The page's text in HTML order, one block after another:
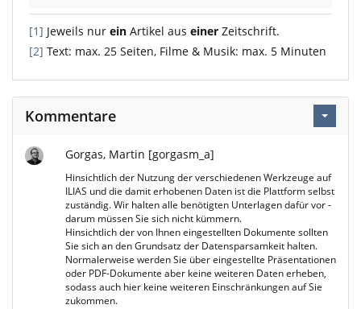
[1] Jeweils nur ein Artikel aus einer Zeitschrift.
[2] Text: max. 25 Seiten, Filme & Musik: max. 5 Minuten
Kommentare
Gorgas, Martin [gorgasm_a]
Hinsichtlich der Nutzung der verschiedenen Werkzeuge auf
ILIAS und die damit erhobenen Daten ist die Plattform selbst
zuständig. Wir halten alle benötigten Unterlagen dafür vor -
darum müssen Sie sich nicht kümmern.
Hinsichtlich der von Ihnen eingestellten Dokumente sollten
Sie sich an den Grundsatz der Datensparsamkeit halten.
Normalerweise werden Sie über eingestellte Präsentationen
oder PDF-Dokumente aber keine weiteren Daten erheben,
sodass auch hier keine weiteren Einschränkungen auf Sie
zukommen.